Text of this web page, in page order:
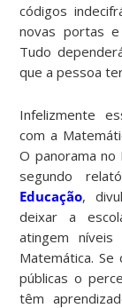
códigos
novas portas e
Tudo
que a pessoa
Infelizmente
com a
O panorama no
segundo
Educação,
deixar a
atingem
Matemática.
públicas o
têm